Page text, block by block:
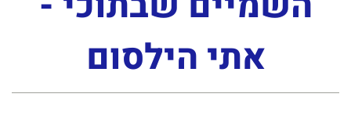
אתי הילסום